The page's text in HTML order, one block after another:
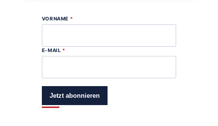
VORNAME *
E-MAIL *
Jetzt abonnieren